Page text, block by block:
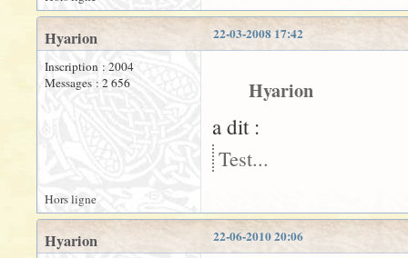
22-03-2008 17:42
Hyarion
Inscription : 2004
Messages : 2 656
Hyarion
a dit :
Test...
Hors ligne
22-06-2010 20:06
Hyarion